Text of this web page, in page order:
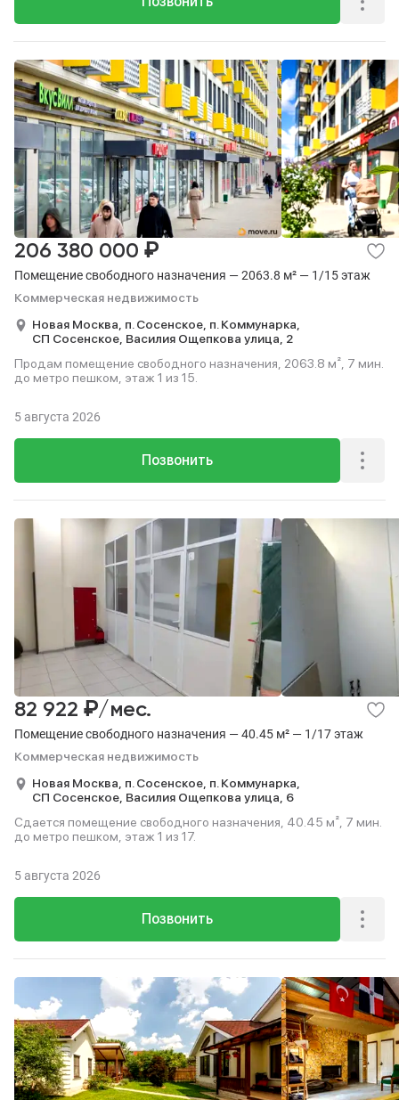
Помещение свободного назначения — 2063.8 м² — 1/15 этаж
Коммерческая недвижимость
206 380 000 ₽
Новая Москва, п. Сосенское, п. Коммунарка,
СП Сосенское, Василия Ощепкова улица, 2
Продам помещение свободного назначения, 2063.8 м², 7 мин.
до метро пешком, этаж 1 из 15.
Позвонить
5 августа 2026
Помещение свободного назначения — 40.45 м² — 1/17 этаж
Коммерческая недвижимость
82 922 ₽/мес.
Новая Москва, п. Сосенское, п. Коммунарка,
СП Сосенское, Василия Ощепкова улица, 6
Сдается помещение свободного назначения, 40.45 м², 7 мин.
до метро пешком, этаж 1 из 17.
Позвонить
5 августа 2026